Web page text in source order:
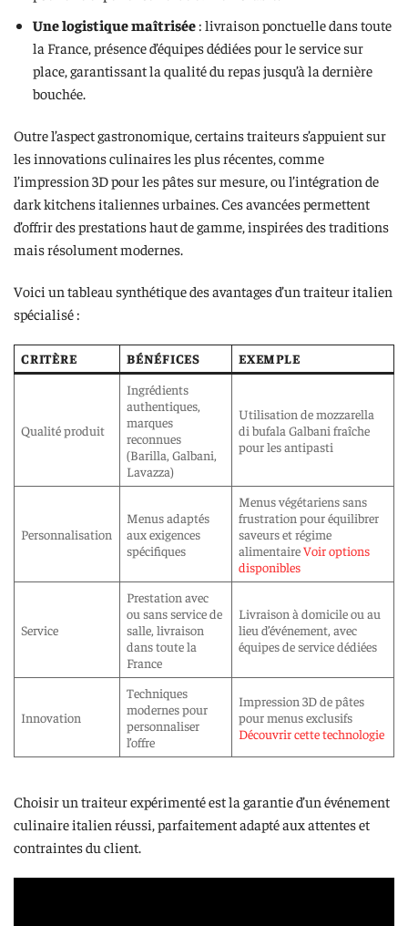
Une logistique maîtrisée: livraison ponctuelle dans toute
la France, présence d’équipes dédiées pour le service sur
place, garantissant la qualité du repas jusqu’à la dernière
bouchée.
Outre l’aspect gastronomique, certains traiteurs s’appuient sur
les innovations culinaires les plus récentes, comme
l’impression 3D pour les pâtes sur mesure, ou l’intégration de
dark kitchens italiennes urbaines. Ces avancées permettent
d’offrir des prestations haut de gamme, inspirées des traditions
mais résolument modernes.
Voici un tableau synthétique des avantages d’un traiteur italien
spécialisé :
CRITÈRE BÉNÉFICES EXEMPLE
Qualité produit
Ingrédients
authentiques,
marques
reconnues
(Barilla, Galbani,
Lavazza)
Utilisation de mozzarella
di bufala Galbani fraîche
pour les antipasti
Personnalisation
Menus adaptés
aux exigences
spécifiques
Menus végétariens sans
frustration pour équilibrer
saveurs et régime
alimentaireVoir options
disponibles
Service
Prestation avec
ou sans service de
salle, livraison
dans toute la
France
Livraison à domicile ou au
lieu d’événement, avec
équipes de service dédiées
Innovation
Techniques
modernes pour
personnaliser
l’offre
Impression 3D de pâtes
pour menus exclusifs
Découvrir cette technologie
Choisir un traiteur expérimenté est la garantie d’un événement
culinaire italien réussi, parfaitement adapté aux attentes et
contraintes du client.